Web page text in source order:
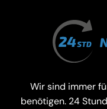
Wir sind immer
benötigen. 24